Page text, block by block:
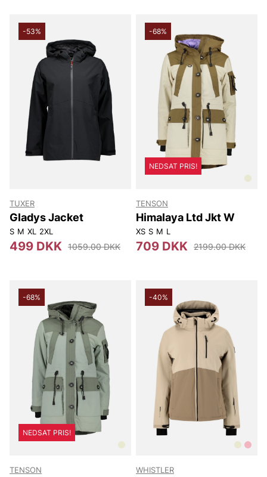
-53%
TUXER
Gladys Jacket
S M XL 2XL
499 DKK 1059.00 DKK
-68%
NEDSAT PRIS!
TENSON
Himalaya Ltd Jkt W
XS S M L
709 DKK 2199.00 DKK
-68%
NEDSAT PRIS!
TENSON
-40%
WHISTLER